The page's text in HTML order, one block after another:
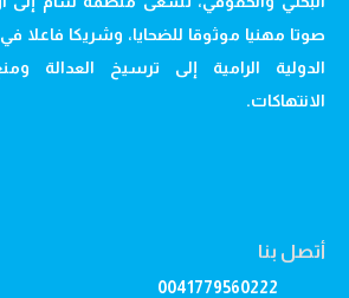
صوتا مهنيا موثوقا للضحايا، وشريكا فاعلا
الدولية الرامية إلى ترسيخ العدالة
الانتهاكات.
أتصل بنا
0041779560222